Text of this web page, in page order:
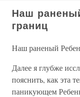
Наш
границ
Наш раненый
Далее я глубже
пояснить, как эта
паникующем